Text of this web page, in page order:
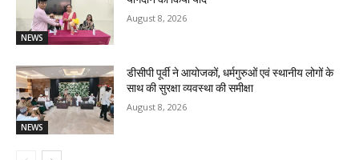
NEWS
August 8, 2026
NEWS
डीसीपी पूर्वी ने आयोजकों, धर्मगुरुओं एवं स्थानीय लोगों के
साथ की सुरक्षा व्यवस्था की समीक्षा
August 8, 2026